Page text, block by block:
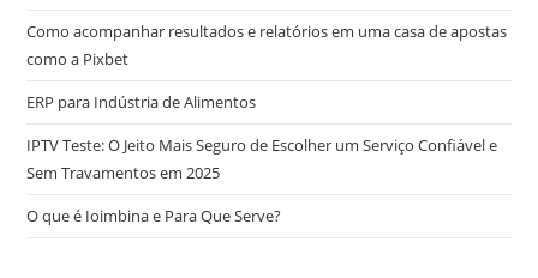
Como acompanhar resultados e relatórios em uma casa de apostas
como a Pixbet
ERP para Indústria de Alimentos
IPTV Teste: O Jeito Mais Seguro de Escolher um Serviço Confiável e
Sem Travamentos em 2025
O que é Ioimbina e Para Que Serve?